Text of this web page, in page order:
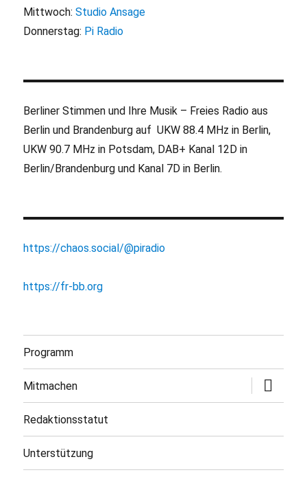
Mittwoch:Studio Ansage
Donnerstag: Pi Radio
Berliner Stimmen und Ihre Musik – Freies Radio aus
Berlin und Brandenburg auf UKW 88.4 MHz in Berlin,
UKW 90.7 MHz in Potsdam, DAB+ Kanal 12D in
Berlin/Brandenburg und Kanal 7D in Berlin.
https://chaos.social/@piradio
https://fr-bb.org
Programm
Mitmachen
öffnen
Redaktionsstatut
Unterstützung